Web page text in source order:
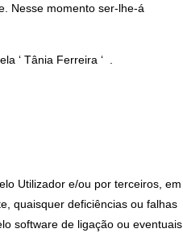
Nesse momento ser-lhe-á
‘ Tânia Ferreira ‘ .
Utilizador e/ou por terceiros, em
quaisquer deficiências ou falhas
software de ligação ou eventuais